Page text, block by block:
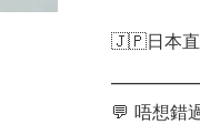
🇯🇵日本直
💬 唔想錯